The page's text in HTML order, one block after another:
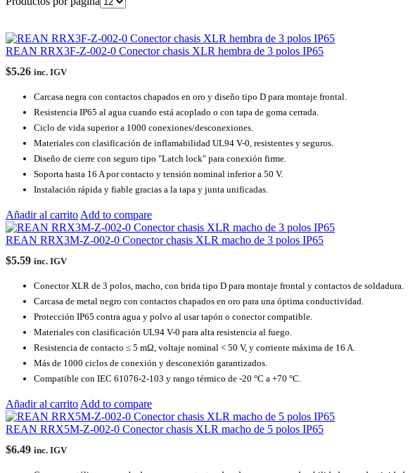
REAN RRX3F-Z-002-0 Conector chasis XLR hembra de 3 polos IP65
$5.26 inc. IGV
Carcasa negra con contactos chapados en oro y diseño tipo D para montaje frontal.
Resistencia IP65 al agua cuando está acoplado o con tapa de goma cerrada.
Ciclo de vida superior a 1000 conexiones/desconexiones.
Materiales con clasificación de inflamabilidad UL94 V-0, resistentes y seguros.
Diseño de cierre con seguro tipo "Latch lock" para conexión firme.
Soporta hasta 16 A por contacto y tensión nominal inferior a 50 V.
Instalación rápida y fiable gracias a la tapa y junta unificadas.
Añadir al carrito Add to compare
REAN RRX3M-Z-002-0 Conector chasis XLR macho de 3 polos IP65
$5.59 inc. IGV
Conector XLR de 3 polos, macho, con brida tipo D para montaje frontal y contactos de soldadura.
Carcasa de metal negro con contactos chapados en oro para una óptima conductividad.
Protección IP65 contra agua y polvo al usar tapón o conector compatible.
Materiales con clasificación UL94 V-0 para alta resistencia al fuego.
Resistencia de contacto ≤ 5 mΩ, voltaje nominal < 50 V, y corriente máxima de 16 A.
Más de 1000 ciclos de conexión y desconexión garantizados.
Compatible con IEC 61076-2-103 y rango térmico de -20 °C a +70 °C.
Añadir al carrito Add to compare
REAN RRX5M-Z-002-0 Conector chasis XLR macho de 5 polos IP65
$6.49 inc. IGV